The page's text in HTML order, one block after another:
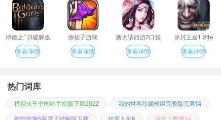
博德之门3破解版
查看详情
掀裙子游戏
查看详情
新大话西游2口袋
版
查看详情
冰封王座1.24e
查看详情
热门词库
模拟火车中国站手机版下载2022
我的世界珍妮模组完整版无遮挡